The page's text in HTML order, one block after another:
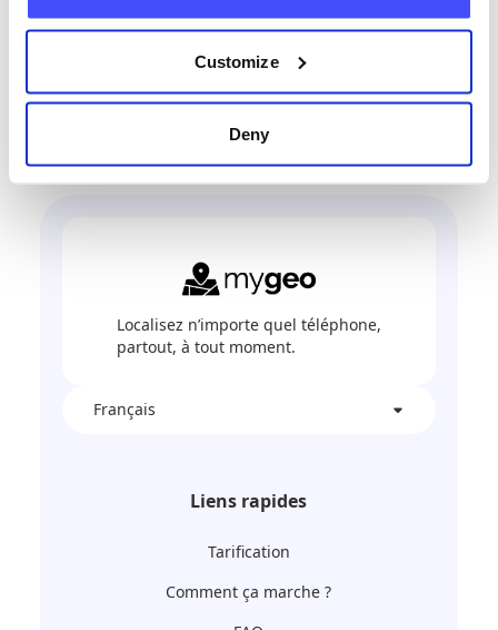
Customize
Deny
+33
Localiser le téléphone
Localisez n’importe quel téléphone,
partout, à tout moment.
Français
Liens rapides
Tarification
Comment ça marche ?